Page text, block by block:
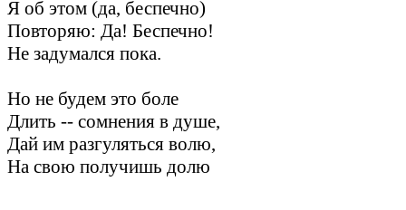
Я об этом (да, беспечно)
Повторяю: Да! Беспечно!
Не задумался пока.
Но не будем это боле
Длить -- сомнения в душе,
Дай им разгуляться волю,
На свою получишь долю